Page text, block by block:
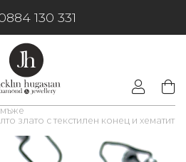
130 331
злато с текстилен конец и хематит